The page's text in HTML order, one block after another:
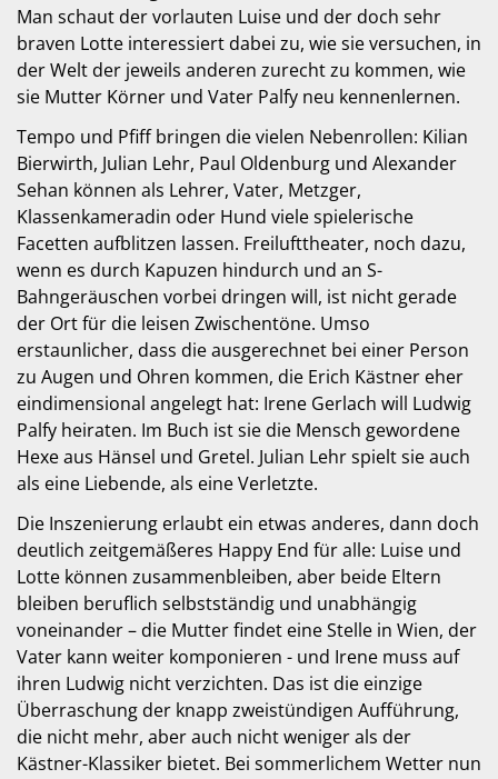
Man schaut der vorlauten Luise und der doch sehr
braven Lotte interessiert dabei zu, wie sie versuchen, in
der Welt der jeweils anderen zurecht zu kommen, wie
sie Mutter Körner und Vater Palfy neu kennenlernen.
Tempo und Pfiff bringen die vielen Nebenrollen: Kilian
Bierwirth, Julian Lehr, Paul Oldenburg und Alexander
Sehan können als Lehrer, Vater, Metzger,
Klassenkameradin oder Hund viele spielerische
Facetten aufblitzen lassen. Freilufttheater, noch dazu,
wenn es durch Kapuzen hindurch und an S-
Bahngeräuschen vorbei dringen will, ist nicht gerade
der Ort für die leisen Zwischentöne. Umso
erstaunlicher, dass die ausgerechnet bei einer Person
zu Augen und Ohren kommen, die Erich Kästner eher
eindimensional angelegt hat: Irene Gerlach will Ludwig
Palfy heiraten. Im Buch ist sie die Mensch gewordene
Hexe aus Hänsel und Gretel. Julian Lehr spielt sie auch
als eine Liebende, als eine Verletzte.
Die Inszenierung erlaubt ein etwas anderes, dann doch
deutlich zeitgemäßeres Happy End für alle: Luise und
Lotte können zusammenbleiben, aber beide Eltern
bleiben beruflich selbstständig und unabhängig
voneinander – die Mutter findet eine Stelle in Wien, der
Vater kann weiter komponieren - und Irene muss auf
ihren Ludwig nicht verzichten. Das ist die einzige
Überraschung der knapp zweistündigen Aufführung,
die nicht mehr, aber auch nicht weniger als der
Kästner-Klassiker bietet. Bei sommerlichem Wetter nun